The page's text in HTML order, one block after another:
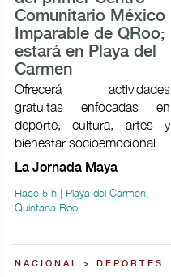
Comunitario México
Imparable de QRoo;
estará en Playa del
Carmen
Ofrecerá actividades
gratuitas enfocadas en
deporte, cultura, artes y
bienestar socioemocional
La Jornada Maya
Hace 5 h | Playa del Carmen,
Quintana Roo
NACIONAL > DEPORTES